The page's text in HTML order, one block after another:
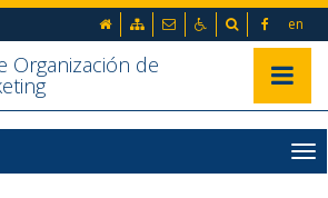
de la página (alt + s)
página (alt + c)
(alt + p)
+ u)
en
Inicio Mapa webContactoAccesibilidad
Buscador
Organización de